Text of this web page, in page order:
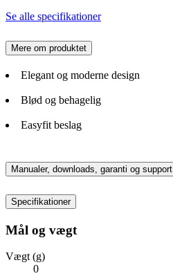
Se alle specifikationer
Mere om produktet
Elegant og moderne design
Blød og behagelig
Easyfit beslag
Manualer, downloads, garanti og support
Specifikationer
Mål og vægt
Vægt (g)
0